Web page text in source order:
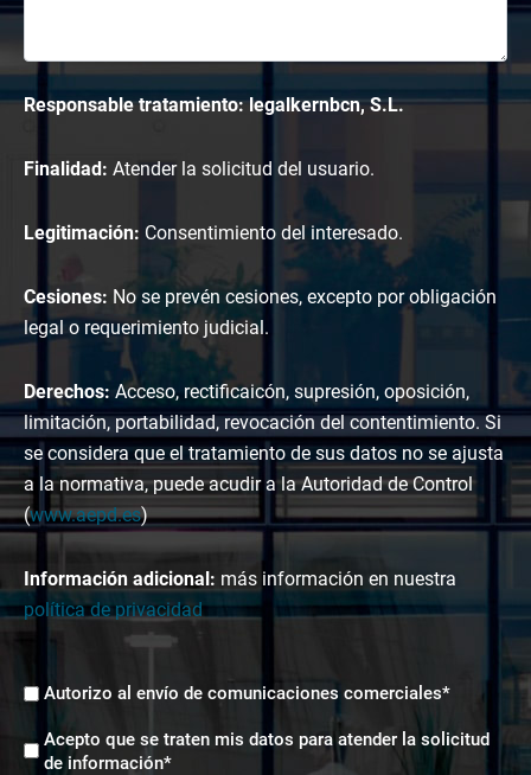
Responsable tratamiento: legalkernbcn, S.L.
Finalidad: Atender la solicitud del usuario.
Legitimación: Consentimiento del interesado.
Cesiones: No se prevén cesiones, excepto por obligación
legal o requerimiento judicial.
Derechos: Acceso, rectificaicón, supresión, oposición,
limitación, portabilidad, revocación del contentimiento. Si
se considera que el tratamiento de sus datos no se ajusta
a la normativa, puede acudir a la Autoridad de Control
(www.aepd.es)
Información adicional: más información en nuestra
política de privacidad
Envíos
Autorizo al envío de comunicaciones comerciales*
Aceptación
tratamiento
Acepto que se traten mis datos para atender la solicitud
de información*